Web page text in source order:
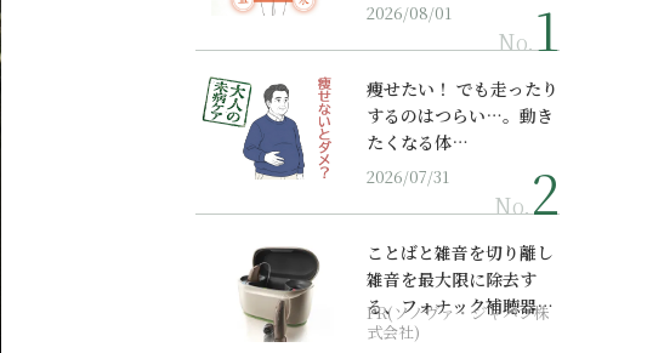
2026/08/01
No.
痩せたい！ でも走ったり
するのはつらい…。動き
たくなる体…
2026/07/31
No.
ことばと雑音を切り離し
雑音を最大限に除去す
る、フォナック補聴器の
最上位モデル
PR(ソノヴァ・ジャパン株
式会社)